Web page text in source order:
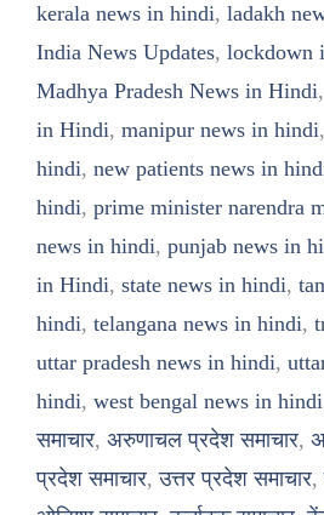
kerala news in hindi, ladakh
India News Updates, lockdown
Madhya Pradesh News in Hindi,
in Hindi, manipur news in hindi,
hindi, new patients news in
hindi, prime minister narendra
news in hindi, punjab news in
in Hindi, state news in hindi,
hindi, telangana news in hindi,
uttar pradesh news in hindi,
hindi, west bengal news in hindi
समाचार, अरुणाचल प्रदेश समाचार,
प्रदेश समाचार,उत्तर प्रदेश समाचार,